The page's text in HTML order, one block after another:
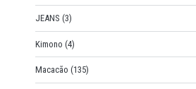
JEANS (3)
Kimono (4)
Macacão (135)